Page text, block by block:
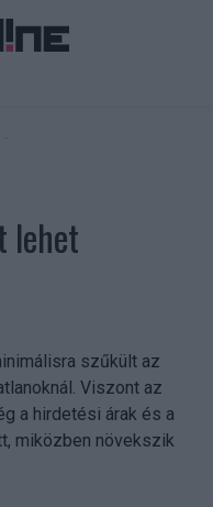
lehet
szűkült az
Viszont az
a hirdetési árak és a
miközben növekszik